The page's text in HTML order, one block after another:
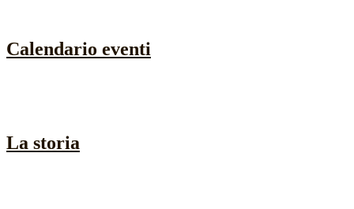
Calendario eventi
La storia